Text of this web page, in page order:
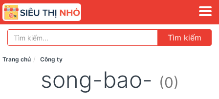
Tìm kiếm
Trang chủ Công ty
song-bao- (0)